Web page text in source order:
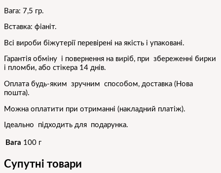
Вага: 7,5 гр.
Вставка: фіаніт.
Всі вироби біжутерії перевірені на якість і упаковані.
Гарантія обміну і повернення на виріб, при збереженні бирки
і пломби, або стікера 14 днів.
Оплата будь-яким зручним способом, доставка (Нова
пошта).
Можна оплатити при отриманні (накладний платіж).
Ідеально підходить для подарунка.
Вага 100 г
Супутні товари